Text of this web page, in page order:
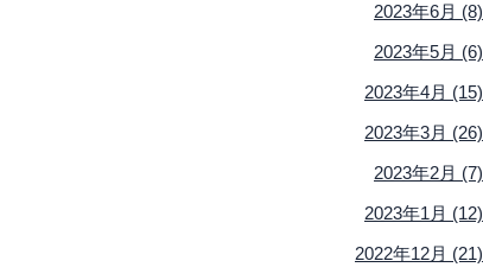
2023年6月 (8)
2023年5月 (6)
2023年4月 (15)
2023年3月 (26)
2023年2月 (7)
2023年1月 (12)
2022年12月 (21)